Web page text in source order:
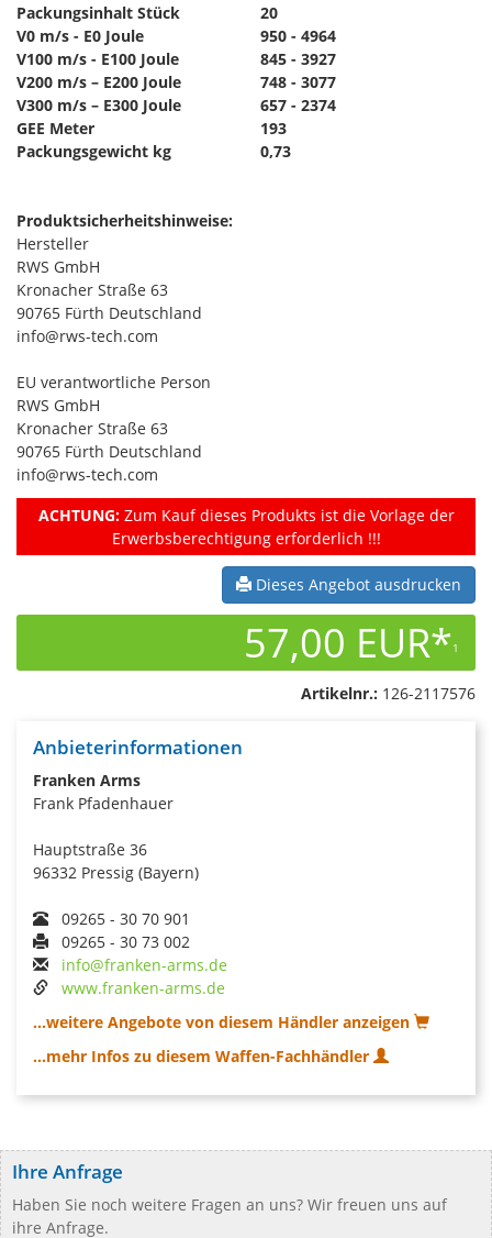
Packungsinhalt Stück
20
V0 m/s - E0 Joule
950 - 4964
V100 m/s - E100 Joule
845 - 3927
V200 m/s – E200 Joule
748 - 3077
V300 m/s – E300 Joule
657 - 2374
GEE Meter
193
Packungsgewicht kg
0,73
Produktsicherheitshinweise:
Hersteller
RWS GmbH
Kronacher Straße 63
90765 Fürth Deutschland
info@rws-tech.com
EU verantwortliche Person
RWS GmbH
Kronacher Straße 63
90765 Fürth Deutschland
info@rws-tech.com
ACHTUNG:Zum Kauf dieses Produkts ist die Vorlage der
Erwerbsberechtigung erforderlich !!!
Dieses Angebot ausdrucken
57,00 EUR*1
Artikelnr.: 126-2117576
Anbieterinformationen
Franken Arms
Frank Pfadenhauer
Hauptstraße 36
96332 Pressig (Bayern)
09265 - 30 70 901
09265 - 30 73 002
info@franken-arms.de
www.franken-arms.de
...weitere Angebote von diesem Händler anzeigen
...mehr Infos zu diesem Waffen-Fachhändler
Ihre Anfrage
Haben Sie noch weitere Fragen an uns? Wir freuen uns auf
ihre Anfrage.